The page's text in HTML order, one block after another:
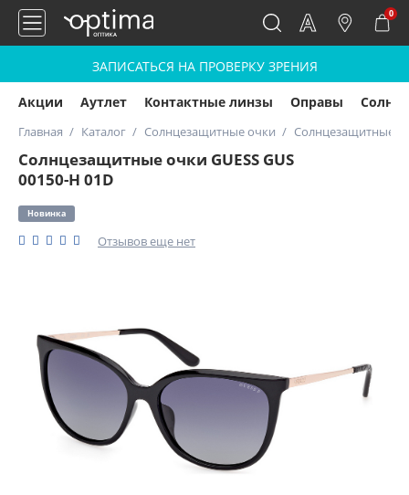
0
ЗАПИСАТЬСЯ НА ПРОВЕРКУ ЗРЕНИЯ
Акции Аутлет Контактные линзы Оправы
Главная Каталог Солнцезащитные очки Солнцезащитные
Солнцезащитные очки GUESS GUS
00150-H 01D
Новинка
Отзывов еще нет